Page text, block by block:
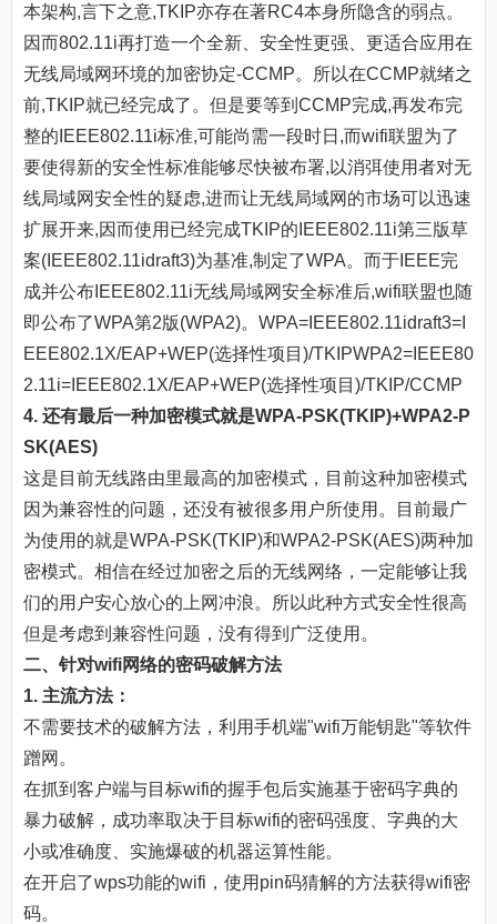
本架构,言下之意,TKIP亦存在著RC4本身所隐含的弱点。
因而802.11i再打造一个全新、安全性更强、更适合应用在
无线局域网环境的加密协定-CCMP。所以在CCMP就绪之
前,TKIP就已经完成了。但是要等到CCMP完成,再发布完
整的IEEE802.11i标准,可能尚需一段时日,而wifi联盟为了
要使得新的安全性标准能够尽快被布署,以消弭使用者对无
线局域网安全性的疑虑,进而让无线局域网的市场可以迅速
扩展开来,因而使用已经完成TKIP的IEEE802.11i第三版草
案(IEEE802.11idraft3)为基准,制定了WPA。而于IEEE完
成并公布IEEE802.11i无线局域网安全标准后,wifi联盟也随
即公布了WPA第2版(WPA2)。WPA=IEEE802.11idraft3=I
EEE802.1X/EAP+WEP(选择性项目)/TKIPWPA2=IEEE80
2.11i=IEEE802.1X/EAP+WEP(选择性项目)/TKIP/CCMP
4. 还有最后一种加密模式就是WPA-PSK(TKIP)+WPA2-P
SK(AES)
这是目前无线路由里最高的加密模式，目前这种加密模式
因为兼容性的问题，还没有被很多用户所使用。目前最广
为使用的就是WPA-PSK(TKIP)和WPA2-PSK(AES)两种加
密模式。相信在经过加密之后的无线网络，一定能够让我
们的用户安心放心的上网冲浪。所以此种方式安全性很高
但是考虑到兼容性问题，没有得到广泛使用。
二、针对wifi网络的密码破解方法
1. 主流方法：
不需要技术的破解方法，利用手机端"wifi万能钥匙"等软件
蹭网。
在抓到客户端与目标wifi的握手包后实施基于密码字典的
暴力破解，成功率取决于目标wifi的密码强度、字典的大
小或准确度、实施爆破的机器运算性能。
在开启了wps功能的wifi，使用pin码猜解的方法获得wifi密
码。